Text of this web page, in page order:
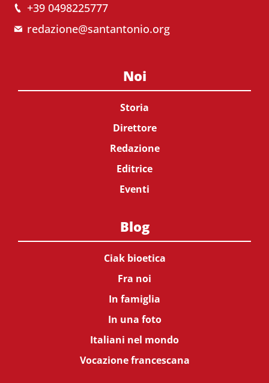
+39 0498225777
redazione@santantonio.org
Noi
Storia
Direttore
Redazione
Editrice
Eventi
Blog
Ciak bioetica
Fra noi
In famiglia
In una foto
Italiani nel mondo
Vocazione francescana